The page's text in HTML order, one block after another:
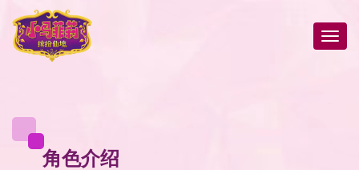
角色介绍